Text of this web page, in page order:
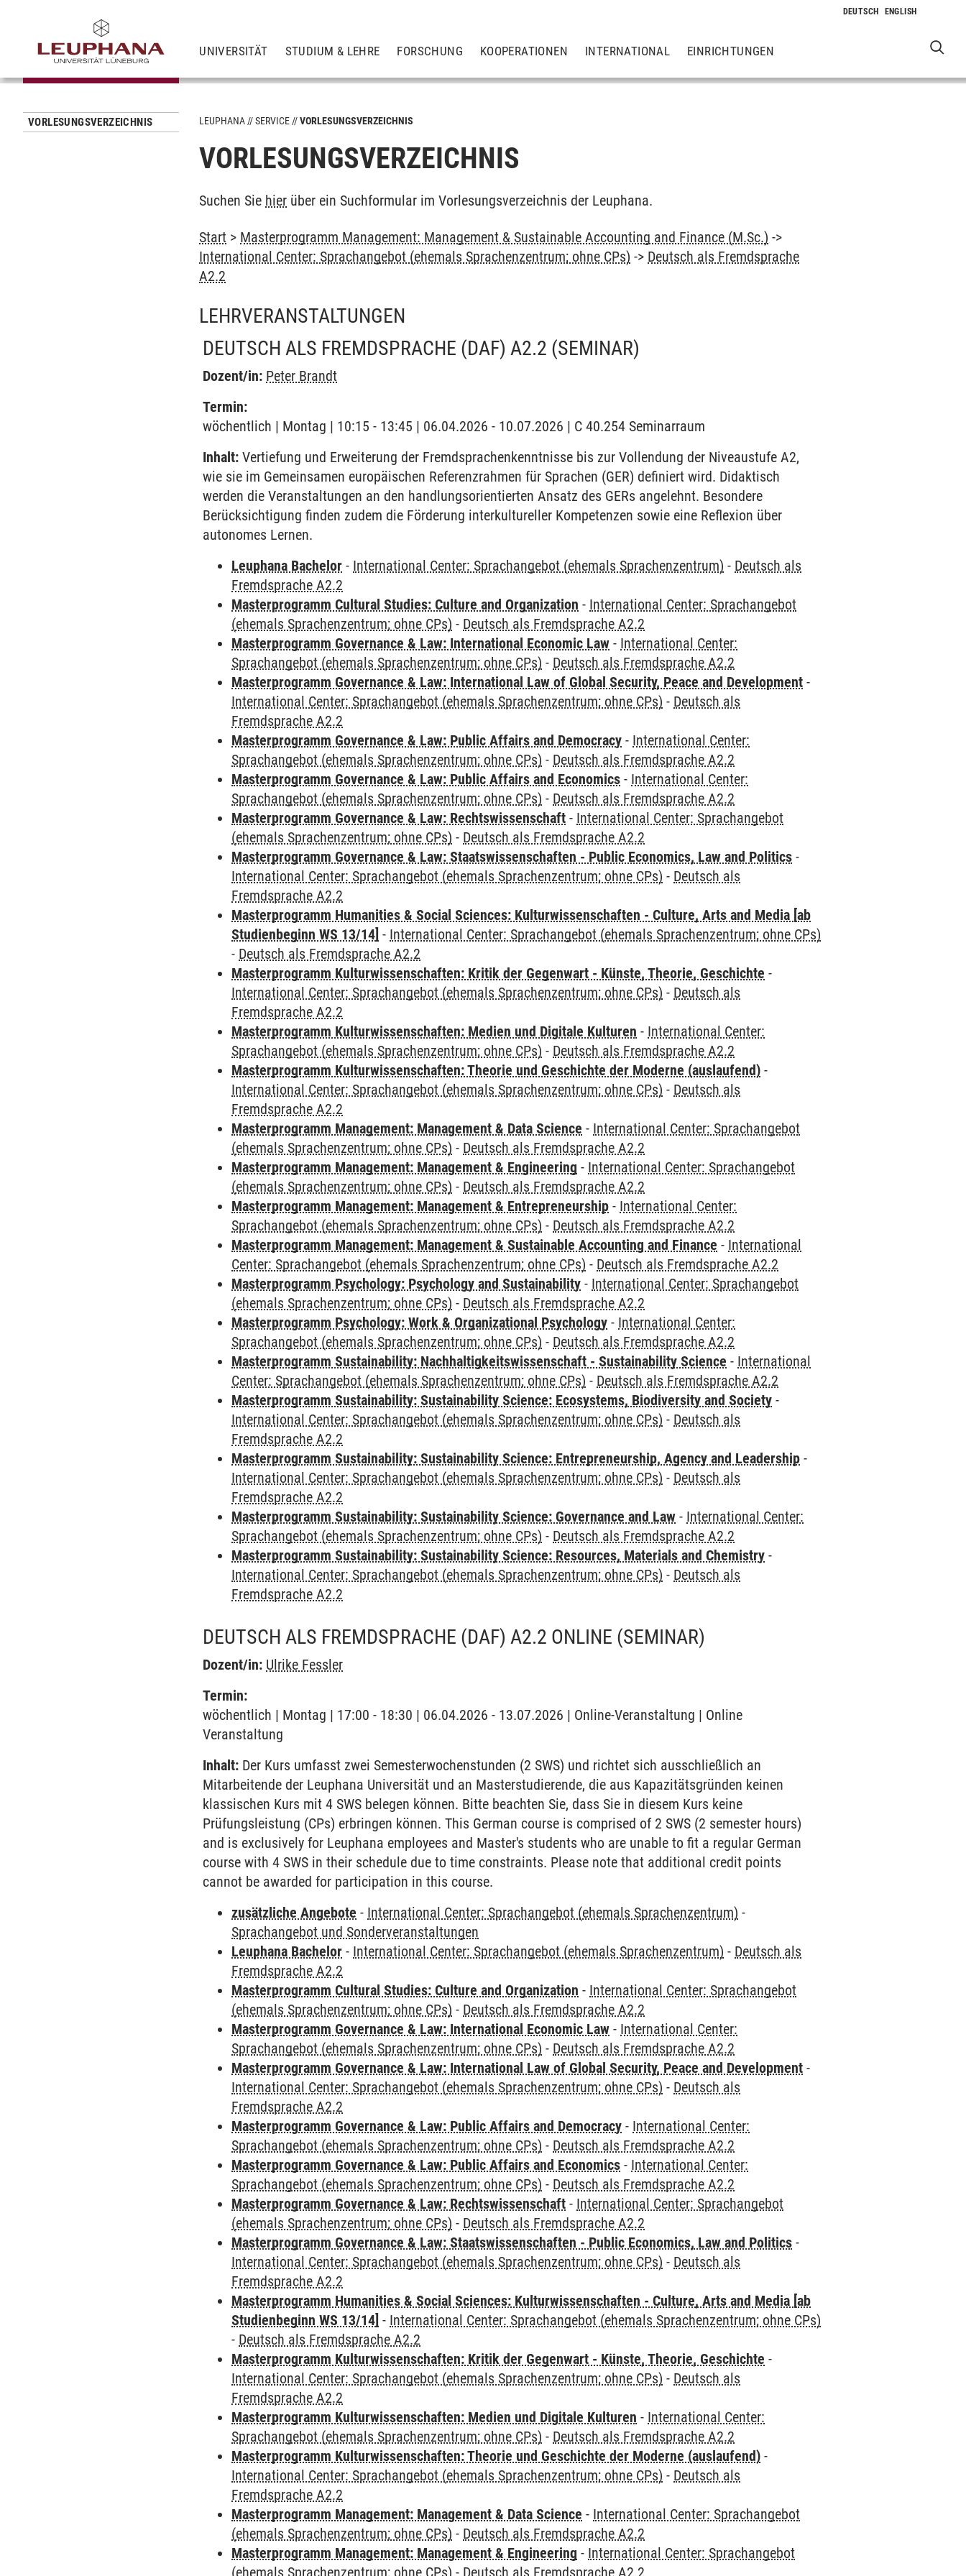
UNIVERSITÄT STUDIUM & LEHRE FORSCHUNG KOOPERATIONEN INTERNATIONAL EINRICHTUNGEN
VORLESUNGSVERZEICHNIS LEUPHANA SERVICE VORLESUNGSVERZEICHNIS
VORLESUNGSVERZEICHNIS
Suchen Sie hier über ein Suchformular im Vorlesungsverzeichnis der Leuphana.
Start > Masterprogramm Management: Management & Sustainable Accounting and Finance (M.Sc.) ->
International Center: Sprachangebot (ehemals Sprachenzentrum; ohne CPs) -> Deutsch als Fremdsprache
A2.2
LEHRVERANSTALTUNGEN
DEUTSCH ALS FREMDSPRACHE (DAF) A2.2 (SEMINAR)
Dozent/in: Peter Brandt
Termin:
wöchentlich | Montag | 10:15 - 13:45 | 06.04.2026 - 10.07.2026 | C 40.254 Seminarraum
Inhalt: Vertiefung und Erweiterung der Fremdsprachenkenntnisse bis zur Vollendung der Niveaustufe A2,
wie sie im Gemeinsamen europäischen Referenzrahmen für Sprachen (GER) definiert wird. Didaktisch
werden die Veranstaltungen an den handlungsorientierten Ansatz des GERs angelehnt. Besondere
Berücksichtigung finden zudem die Förderung interkultureller Kompetenzen sowie eine Reflexion über
autonomes Lernen.
Leuphana Bachelor - International Center: Sprachangebot (ehemals Sprachenzentrum) - Deutsch als
Fremdsprache A2.2
Masterprogramm Cultural Studies: Culture and Organization - International Center: Sprachangebot
(ehemals Sprachenzentrum; ohne CPs) - Deutsch als Fremdsprache A2.2
Masterprogramm Governance & Law: International Economic Law - International Center:
Sprachangebot (ehemals Sprachenzentrum; ohne CPs) - Deutsch als Fremdsprache A2.2
Masterprogramm Governance & Law: International Law of Global Security, Peace and Development -
International Center: Sprachangebot (ehemals Sprachenzentrum; ohne CPs) - Deutsch als
Fremdsprache A2.2
Masterprogramm Governance & Law: Public Affairs and Democracy - International Center:
Sprachangebot (ehemals Sprachenzentrum; ohne CPs) - Deutsch als Fremdsprache A2.2
Masterprogramm Governance & Law: Public Affairs and Economics - International Center:
Sprachangebot (ehemals Sprachenzentrum; ohne CPs) - Deutsch als Fremdsprache A2.2
Masterprogramm Governance & Law: Rechtswissenschaft - International Center: Sprachangebot
(ehemals Sprachenzentrum; ohne CPs) - Deutsch als Fremdsprache A2.2
Masterprogramm Governance & Law: Staatswissenschaften - Public Economics, Law and Politics -
International Center: Sprachangebot (ehemals Sprachenzentrum; ohne CPs) - Deutsch als
Fremdsprache A2.2
Masterprogramm Humanities & Social Sciences: Kulturwissenschaften - Culture, Arts and Media [ab
Studienbeginn WS 13/14] - International Center: Sprachangebot (ehemals Sprachenzentrum; ohne CPs)
- Deutsch als Fremdsprache A2.2
Masterprogramm Kulturwissenschaften: Kritik der Gegenwart - Künste, Theorie, Geschichte -
International Center: Sprachangebot (ehemals Sprachenzentrum; ohne CPs) - Deutsch als
Fremdsprache A2.2
Masterprogramm Kulturwissenschaften: Medien und Digitale Kulturen - International Center:
Sprachangebot (ehemals Sprachenzentrum; ohne CPs) - Deutsch als Fremdsprache A2.2
Masterprogramm Kulturwissenschaften: Theorie und Geschichte der Moderne (auslaufend) -
International Center: Sprachangebot (ehemals Sprachenzentrum; ohne CPs) - Deutsch als
Fremdsprache A2.2
Masterprogramm Management: Management & Data Science - International Center: Sprachangebot
(ehemals Sprachenzentrum; ohne CPs) - Deutsch als Fremdsprache A2.2
Masterprogramm Management: Management & Engineering - International Center: Sprachangebot
(ehemals Sprachenzentrum; ohne CPs) - Deutsch als Fremdsprache A2.2
Masterprogramm Management: Management & Entrepreneurship - International Center:
Sprachangebot (ehemals Sprachenzentrum; ohne CPs) - Deutsch als Fremdsprache A2.2
Masterprogramm Management: Management & Sustainable Accounting and Finance - International
Center: Sprachangebot (ehemals Sprachenzentrum; ohne CPs) - Deutsch als Fremdsprache A2.2
Masterprogramm Psychology: Psychology and Sustainability - International Center: Sprachangebot
(ehemals Sprachenzentrum; ohne CPs) - Deutsch als Fremdsprache A2.2
Masterprogramm Psychology: Work & Organizational Psychology - International Center:
Sprachangebot (ehemals Sprachenzentrum; ohne CPs) - Deutsch als Fremdsprache A2.2
Masterprogramm Sustainability: Nachhaltigkeitswissenschaft - Sustainability Science - International
Center: Sprachangebot (ehemals Sprachenzentrum; ohne CPs) - Deutsch als Fremdsprache A2.2
Masterprogramm Sustainability: Sustainability Science: Ecosystems, Biodiversity and Society -
International Center: Sprachangebot (ehemals Sprachenzentrum; ohne CPs) - Deutsch als
Fremdsprache A2.2
Masterprogramm Sustainability: Sustainability Science: Entrepreneurship, Agency and Leadership -
International Center: Sprachangebot (ehemals Sprachenzentrum; ohne CPs) - Deutsch als
Fremdsprache A2.2
Masterprogramm Sustainability: Sustainability Science: Governance and Law - International Center:
Sprachangebot (ehemals Sprachenzentrum; ohne CPs) - Deutsch als Fremdsprache A2.2
Masterprogramm Sustainability: Sustainability Science: Resources, Materials and Chemistry -
International Center: Sprachangebot (ehemals Sprachenzentrum; ohne CPs) - Deutsch als
Fremdsprache A2.2
DEUTSCH ALS FREMDSPRACHE (DAF) A2.2 ONLINE (SEMINAR)
Dozent/in: Ulrike Fessler
Termin:
wöchentlich | Montag | 17:00 - 18:30 | 06.04.2026 - 13.07.2026 | Online-Veranstaltung | Online
Veranstaltung
Inhalt: Der Kurs umfasst zwei Semesterwochenstunden (2 SWS) und richtet sich ausschließlich an
Mitarbeitende der Leuphana Universität und an Masterstudierende, die aus Kapazitätsgründen keinen
klassischen Kurs mit 4 SWS belegen können. Bitte beachten Sie, dass Sie in diesem Kurs keine
Prüfungsleistung (CPs) erbringen können. This German course is comprised of 2 SWS (2 semester hours)
and is exclusively for Leuphana employees and Master's students who are unable to fit a regular German
course with 4 SWS in their schedule due to time constraints. Please note that additional credit points
cannot be awarded for participation in this course.
zusätzliche Angebote - International Center: Sprachangebot (ehemals Sprachenzentrum) -
Sprachangebot und Sonderveranstaltungen
Leuphana Bachelor - International Center: Sprachangebot (ehemals Sprachenzentrum) - Deutsch als
Fremdsprache A2.2
Masterprogramm Cultural Studies: Culture and Organization - International Center: Sprachangebot
(ehemals Sprachenzentrum; ohne CPs) - Deutsch als Fremdsprache A2.2
Masterprogramm Governance & Law: International Economic Law - International Center:
Sprachangebot (ehemals Sprachenzentrum; ohne CPs) - Deutsch als Fremdsprache A2.2
Masterprogramm Governance & Law: International Law of Global Security, Peace and Development -
International Center: Sprachangebot (ehemals Sprachenzentrum; ohne CPs) - Deutsch als
Fremdsprache A2.2
Masterprogramm Governance & Law: Public Affairs and Democracy - International Center:
Sprachangebot (ehemals Sprachenzentrum; ohne CPs) - Deutsch als Fremdsprache A2.2
Masterprogramm Governance & Law: Public Affairs and Economics - International Center:
Sprachangebot (ehemals Sprachenzentrum; ohne CPs) - Deutsch als Fremdsprache A2.2
Masterprogramm Governance & Law: Rechtswissenschaft - International Center: Sprachangebot
(ehemals Sprachenzentrum; ohne CPs) - Deutsch als Fremdsprache A2.2
Masterprogramm Governance & Law: Staatswissenschaften - Public Economics, Law and Politics -
International Center: Sprachangebot (ehemals Sprachenzentrum; ohne CPs) - Deutsch als
Fremdsprache A2.2
Masterprogramm Humanities & Social Sciences: Kulturwissenschaften - Culture, Arts and Media [ab
Studienbeginn WS 13/14] - International Center: Sprachangebot (ehemals Sprachenzentrum; ohne CPs)
- Deutsch als Fremdsprache A2.2
Masterprogramm Kulturwissenschaften: Kritik der Gegenwart - Künste, Theorie, Geschichte -
International Center: Sprachangebot (ehemals Sprachenzentrum; ohne CPs) - Deutsch als
Fremdsprache A2.2
Masterprogramm Kulturwissenschaften: Medien und Digitale Kulturen - International Center:
Sprachangebot (ehemals Sprachenzentrum; ohne CPs) - Deutsch als Fremdsprache A2.2
Masterprogramm Kulturwissenschaften: Theorie und Geschichte der Moderne (auslaufend) -
International Center: Sprachangebot (ehemals Sprachenzentrum; ohne CPs) - Deutsch als
Fremdsprache A2.2
Masterprogramm Management: Management & Data Science - International Center: Sprachangebot
(ehemals Sprachenzentrum; ohne CPs) - Deutsch als Fremdsprache A2.2
Masterprogramm Management: Management & Engineering - International Center: Sprachangebot
(ehemals Sprachenzentrum; ohne CPs) - Deutsch als Fremdsprache A2.2